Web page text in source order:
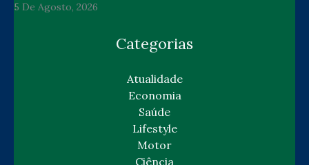
5 De Agosto, 2026
Categorias
Atualidade
Economia
Saúde
Lifestyle
Motor
Ciência